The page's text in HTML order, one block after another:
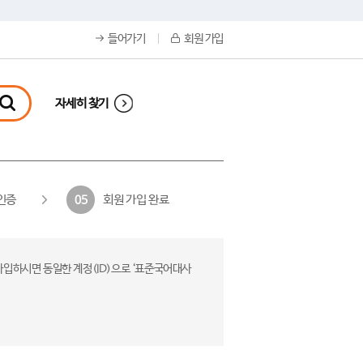
들어가기 회원 가입
자세히 찾기
증 05 회원 가입 완료
하시면 동일한 계정(ID)으로 ‘표준국어대사